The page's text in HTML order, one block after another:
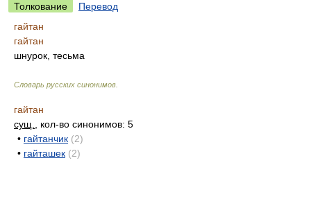
Толкование
Перевод
гайтан
гайтан
шнурок, тесьма
Словарь русских синонимов
гайтан
сущ.
, кол-во синонимов: 5
• гайтанчик (2)
• гайташек (2)